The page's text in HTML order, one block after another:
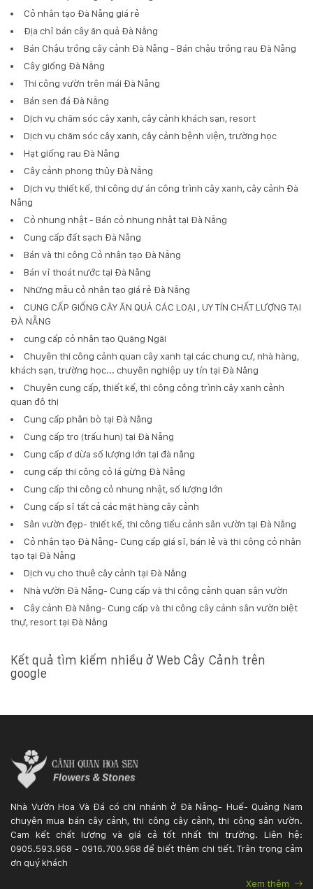
Cỏ nhân tạo Đà Nẵng giá rẻ
Địa chỉ bán cây ăn quả Đà Nẵng
Bán Chậu trồng cây cảnh Đà Nẵng - Bán chậu trồng rau Đà Nẵng
Cây giống Đà Nẵng
Thi công vườn trên mái Đà Nẵng
Bán sen đá Đà Nẵng
Dịch vụ chăm sóc cây xanh, cây cảnh khách sạn, resort
Dịch vụ chăm sóc cây xanh, cây cảnh bệnh viện, trường học
Hạt giống rau Đà Nẵng
Cây cảnh phong thủy Đà Nẵng
Dịch vụ thiết kế, thi công dự án công trình cây xanh, cây cảnh Đà
Nẵng
Cỏ nhung nhật - Bán cỏ nhung nhật tại Đà Nẵng
Cung cấp đất sạch Đà Nẵng
Bán và thi công Cỏ nhân tạo Đà Nẵng
Bán vỉ thoát nước tại Đà Nẵng
Những mẫu cỏ nhân tạo giá rẻ Đà Nẵng
CUNG CẤP GIỐNG CÂY ĂN QUẢ CÁC LOẠI , UY TÍN CHẤT LƯỢNG TẠI
ĐÀ NẴNG
cung cấp cỏ nhân tạo Quãng Ngãi
Chuyên thi công cảnh quan cây xanh tại các chung cư, nhà hàng,
khách sạn, trường học... chuyên nghiệp uy tín tại Đà Nẵng
Chuyên cung cấp, thiết kế, thi công công trình cây xanh cảnh
quan đô thị
Cung cấp phân bò tại Đà Nẵng
Cung cấp tro (trấu hun) tại Đà Nẵng
Cung cấp ơ dừa số lượng lớn tại đà nẵng
cung cấp thi công cỏ lá gừng Đà Nẵng
Cung cấp thi công cỏ nhung nhật, số lượng lớn
Cung cấp sỉ tất cả các mặt hàng cây cảnh
Sân vườn đẹp- thiết kế, thi công tiểu cảnh sân vườn tại Đà Nẵng
Cỏ nhân tạo Đà Nẵng- Cung cấp giá sỉ, bán lẻ và thi công cỏ nhân
tạo tại Đà Nẵng
Dịch vụ cho thuê cây cảnh tại Đà Nẵng
Nhà vườn Đà Nẵng- Cung cấp và thi công cảnh quan sân vườn
Cây cảnh Đà Nẵng- Cung cấp và thi công cây cảnh sân vườn biệt
thự, resort tại Đà Nẵng
Kết quả tìm kiếm nhiều ở Web Cây Cảnh trên
google
Nhà Vườn Hoa Và Đá có chi nhánh ở Đà Nẵng- Huế- Quảng Nam
chuyên mua bán cây cảnh, thi công cây cảnh, thi công sân vườn.
Cam kết chất lượng và giá cả tốt nhất thị trường. Liên hệ:
0905.593.968 - 0916.700.968 để biết thêm chi tiết. Trân trọng cảm
ơn quý khách
Xem thêm